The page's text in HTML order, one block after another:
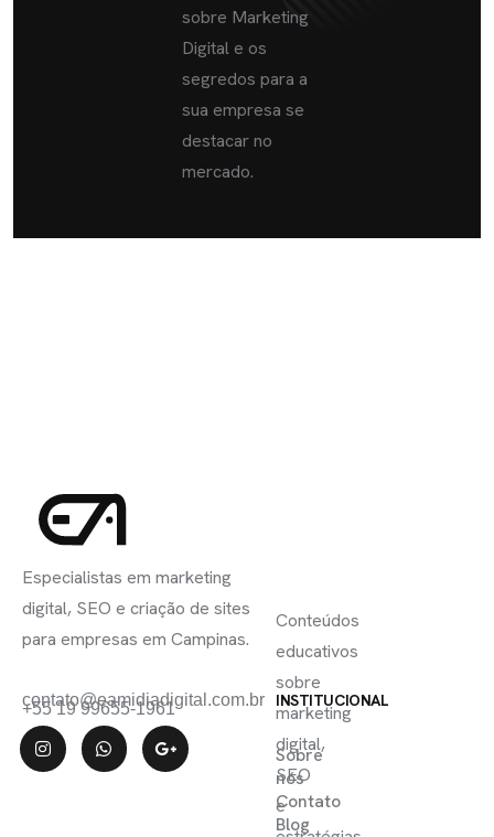
sobre Marketing
Digital e os
segredos para a
sua empresa se
destacar no
mercado.
Especialistas em marketing
digital, SEO e criação de sites
para empresas em Campinas.
contato@eamidiadigital.com.br
+55 19 99655-1961 INSTITUCIONAL
Sobre
nós
Contato
Blog
Conteúdos
educativos
sobre
marketing
digital,
SEO
e